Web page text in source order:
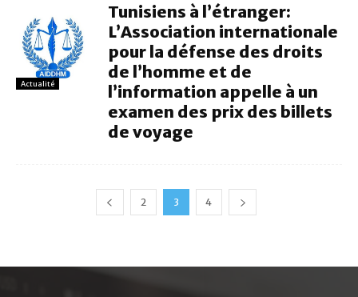
Actualité
Tunisiens à l’étranger:
L’Association internationale
pour la défense des droits
de l’homme et de
l’information appelle à un
examen des prix des billets
de voyage
2 3 4